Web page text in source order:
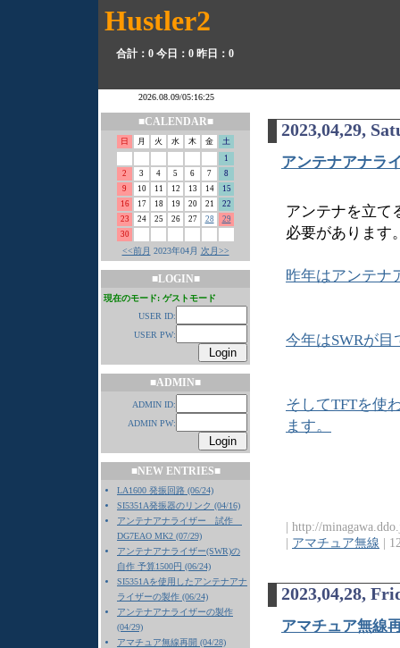
Hustler2
合計：0 今日：0 昨日：0
■CALENDAR■
日 月 火 水 木 金
土
1
2
3 4 5 6 7
8
9
10 11 12 13 14
15
16
17 18 19 20 21
22
23
24 25 26 27 28
29
30
<<前月 2023年04月 次月>>
■LOGIN■
現在のモード: ゲストモード
USER ID:
USER PW:
■ADMIN■
ADMIN ID:
ADMIN PW:
■NEW ENTRIES■
LA1600 発振回路 (06/24)
SI5351A発振器のリンク (04/16)
アンテナアナライザー 試作
DG7EAO MK2 (07/29)
アンテナアナライザー(SWR)の
自作 予算1500円 (06/24)
SI5351Aを使用したアンテナアナ
ライザーの製作 (06/24)
アンテナアナライザーの製作
(04/29)
アマチュア無線再開 (04/28)
2023,04,29,
アンテナアナラ
アンテナを立て
必要があります
昨年はアンテナ
今年はSWRが
そしてTFTを使
ます。
| http://
| アマチュア無線 |
2023,04,28,
アマチュア無線